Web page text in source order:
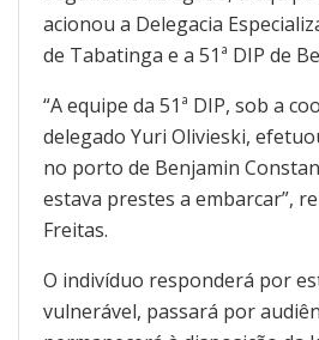
acionou a Delegacia
de Tabatinga e a 51ª DIP de
“A equipe da 51ª DIP, sob a
delegado Yuri Olivieski,
no porto de Benjamin
estava prestes a embarcar”,
Freitas.
O indivíduo responderá por
vulnerável, passará por